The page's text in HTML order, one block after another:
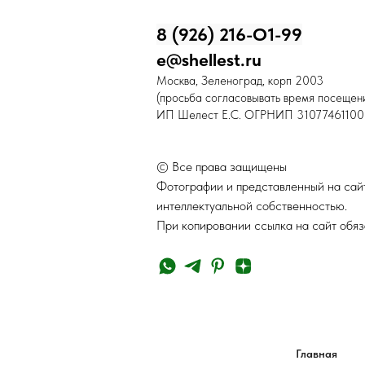
8 (926) 216-О1-99
e@shellest.ru
Москва, Зеленоград, корп 2003
(просьба согласовывать время
ИП Шелест Е.С. ОГРНИП
© Все права защищены
Фотографии и представленный на
интеллектуальной собственностью.
При копировании ссылка на сайт
Главная